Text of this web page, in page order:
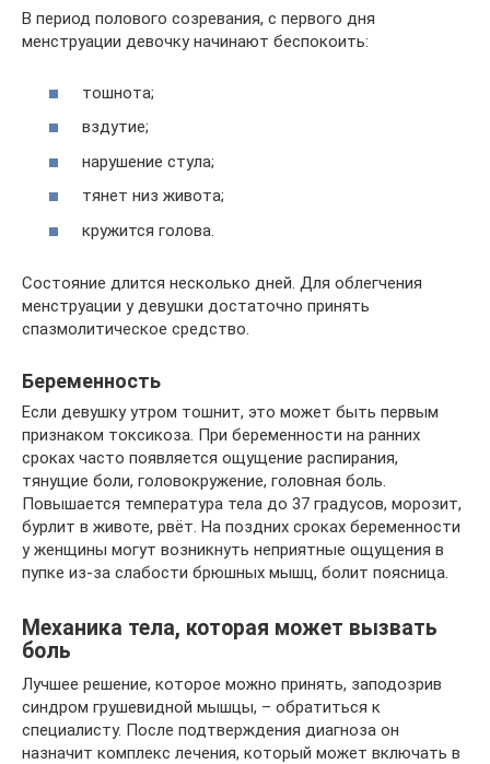
В период полового созревания, с первого дня
менструации девочку начинают беспокоить:
тошнота;
вздутие;
нарушение стула;
тянет низ живота;
кружится голова.
Состояние длится несколько дней. Для облегчения
менструации у девушки достаточно принять
спазмолитическое средство.
Беременность
Если девушку утром тошнит, это может быть первым
признаком токсикоза. При беременности на ранних
сроках часто появляется ощущение распирания,
тянущие боли, головокружение, головная боль.
Повышается температура тела до 37 градусов, морозит,
бурлит в животе, рвёт. На поздних сроках беременности
у женщины могут возникнуть неприятные ощущения в
пупке из-за слабости брюшных мышц, болит поясница.
Механика тела, которая может вызвать
боль
Лучшее решение, которое можно принять, заподозрив
синдром грушевидной мышцы, – обратиться к
специалисту. После подтверждения диагноза он
назначит комплекс лечения, который может включать в